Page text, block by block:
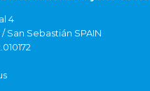
4
San Sebastián SPAIN